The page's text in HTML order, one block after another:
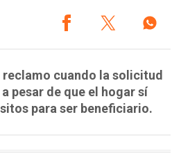
reclamo cuando la solicitud
pesar de que el hogar sí
para ser beneficiario.